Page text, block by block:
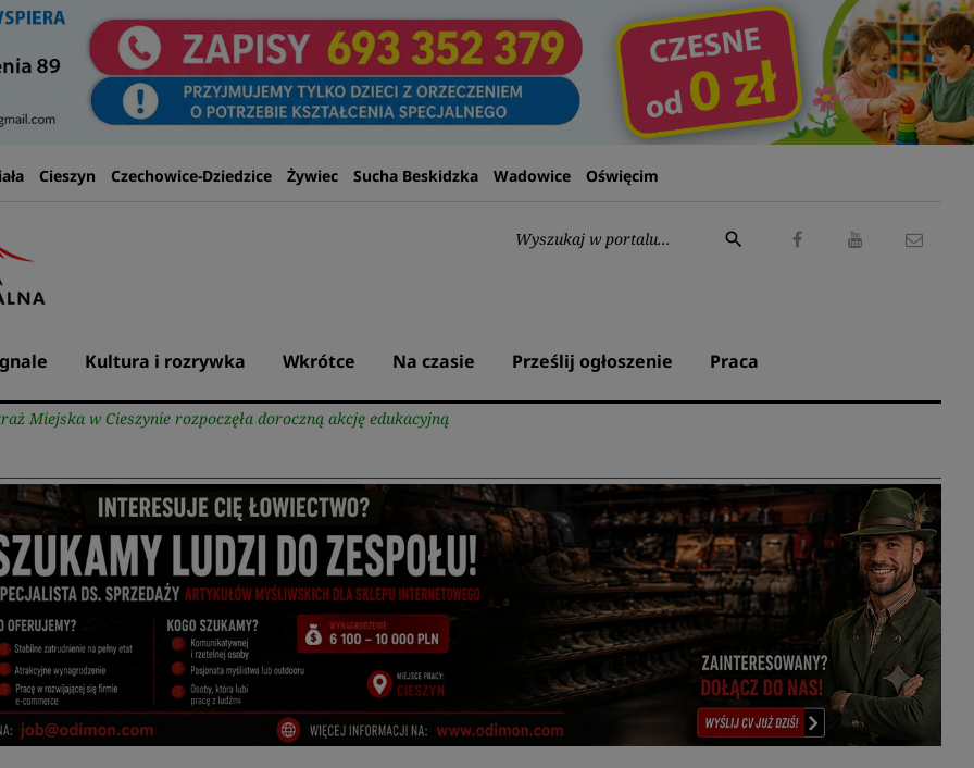
Cieszyn Czechowice-Dziedzice Żywiec Sucha Beskidzka Wadowice Oświęcim
Wyszukaj:
search
Kultura i rozrywka Wkrótce Na czasie Prześlij ogłoszenie Praca
Miejska w Cieszynie rozpoczęła doroczną akcję edukacyjną